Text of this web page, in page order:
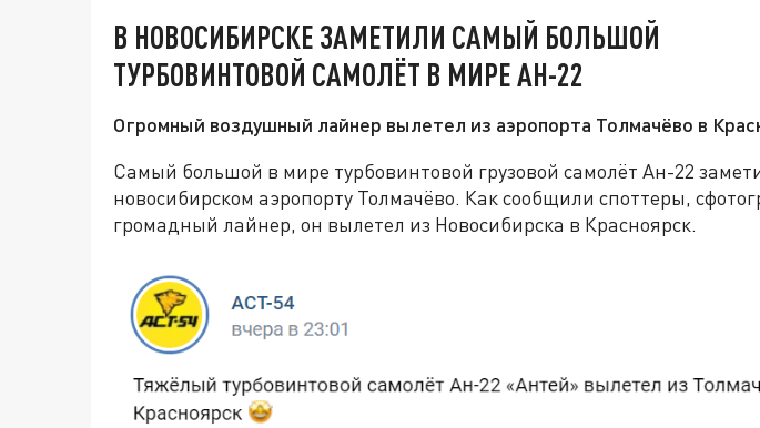
В НОВОСИБИРСКЕ ЗАМЕТИЛИ САМЫЙ БОЛЬШОЙ
ТУРБОВИНТОВОЙ САМОЛЁТ В МИРЕ АН-22
Огромный воздушный лайнер вылетел из аэропорта Толмачёво в
Самый большой в мире турбовинтовой грузовой самолёт Ан-22
новосибирском аэропорту Толмачёво. Как сообщили споттеры,
громадный лайнер, он вылетел из Новосибирска в Красноярск.